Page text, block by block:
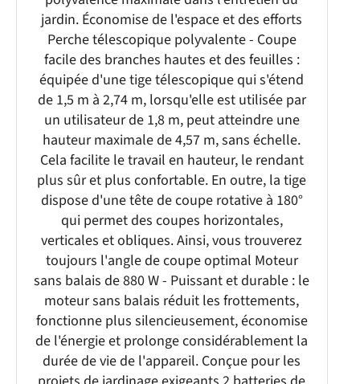
jardin. Économise de l'espace et des efforts
Perche télescopique polyvalente - Coupe
facile des branches hautes et des feuilles :
équipée d'une tige télescopique qui s'étend
de 1,5 m à 2,74 m, lorsqu'elle est utilisée par
un utilisateur de 1,8 m, peut atteindre une
hauteur maximale de 4,57 m, sans échelle.
Cela facilite le travail en hauteur, le rendant
plus sûr et plus confortable. En outre, la tige
dispose d'une tête de coupe rotative à 180°
qui permet des coupes horizontales,
verticales et obliques. Ainsi, vous trouverez
toujours l'angle de coupe optimal Moteur
sans balais de 880 W - Puissant et durable : le
moteur sans balais réduit les frottements,
fonctionne plus silencieusement, économise
de l'énergie et prolonge considérablement la
durée de vie de l'appareil. Conçue pour les